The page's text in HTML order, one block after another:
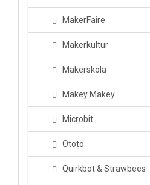
MakerFaire
Makerkultur
Makerskola
Makey Makey
Microbit
Ototo
Quirkbot & Strawbees